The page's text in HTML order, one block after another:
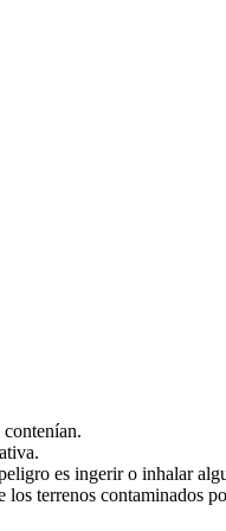
es ingerir o inhalar
los terrenos contaminados